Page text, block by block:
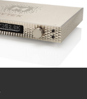
表
單